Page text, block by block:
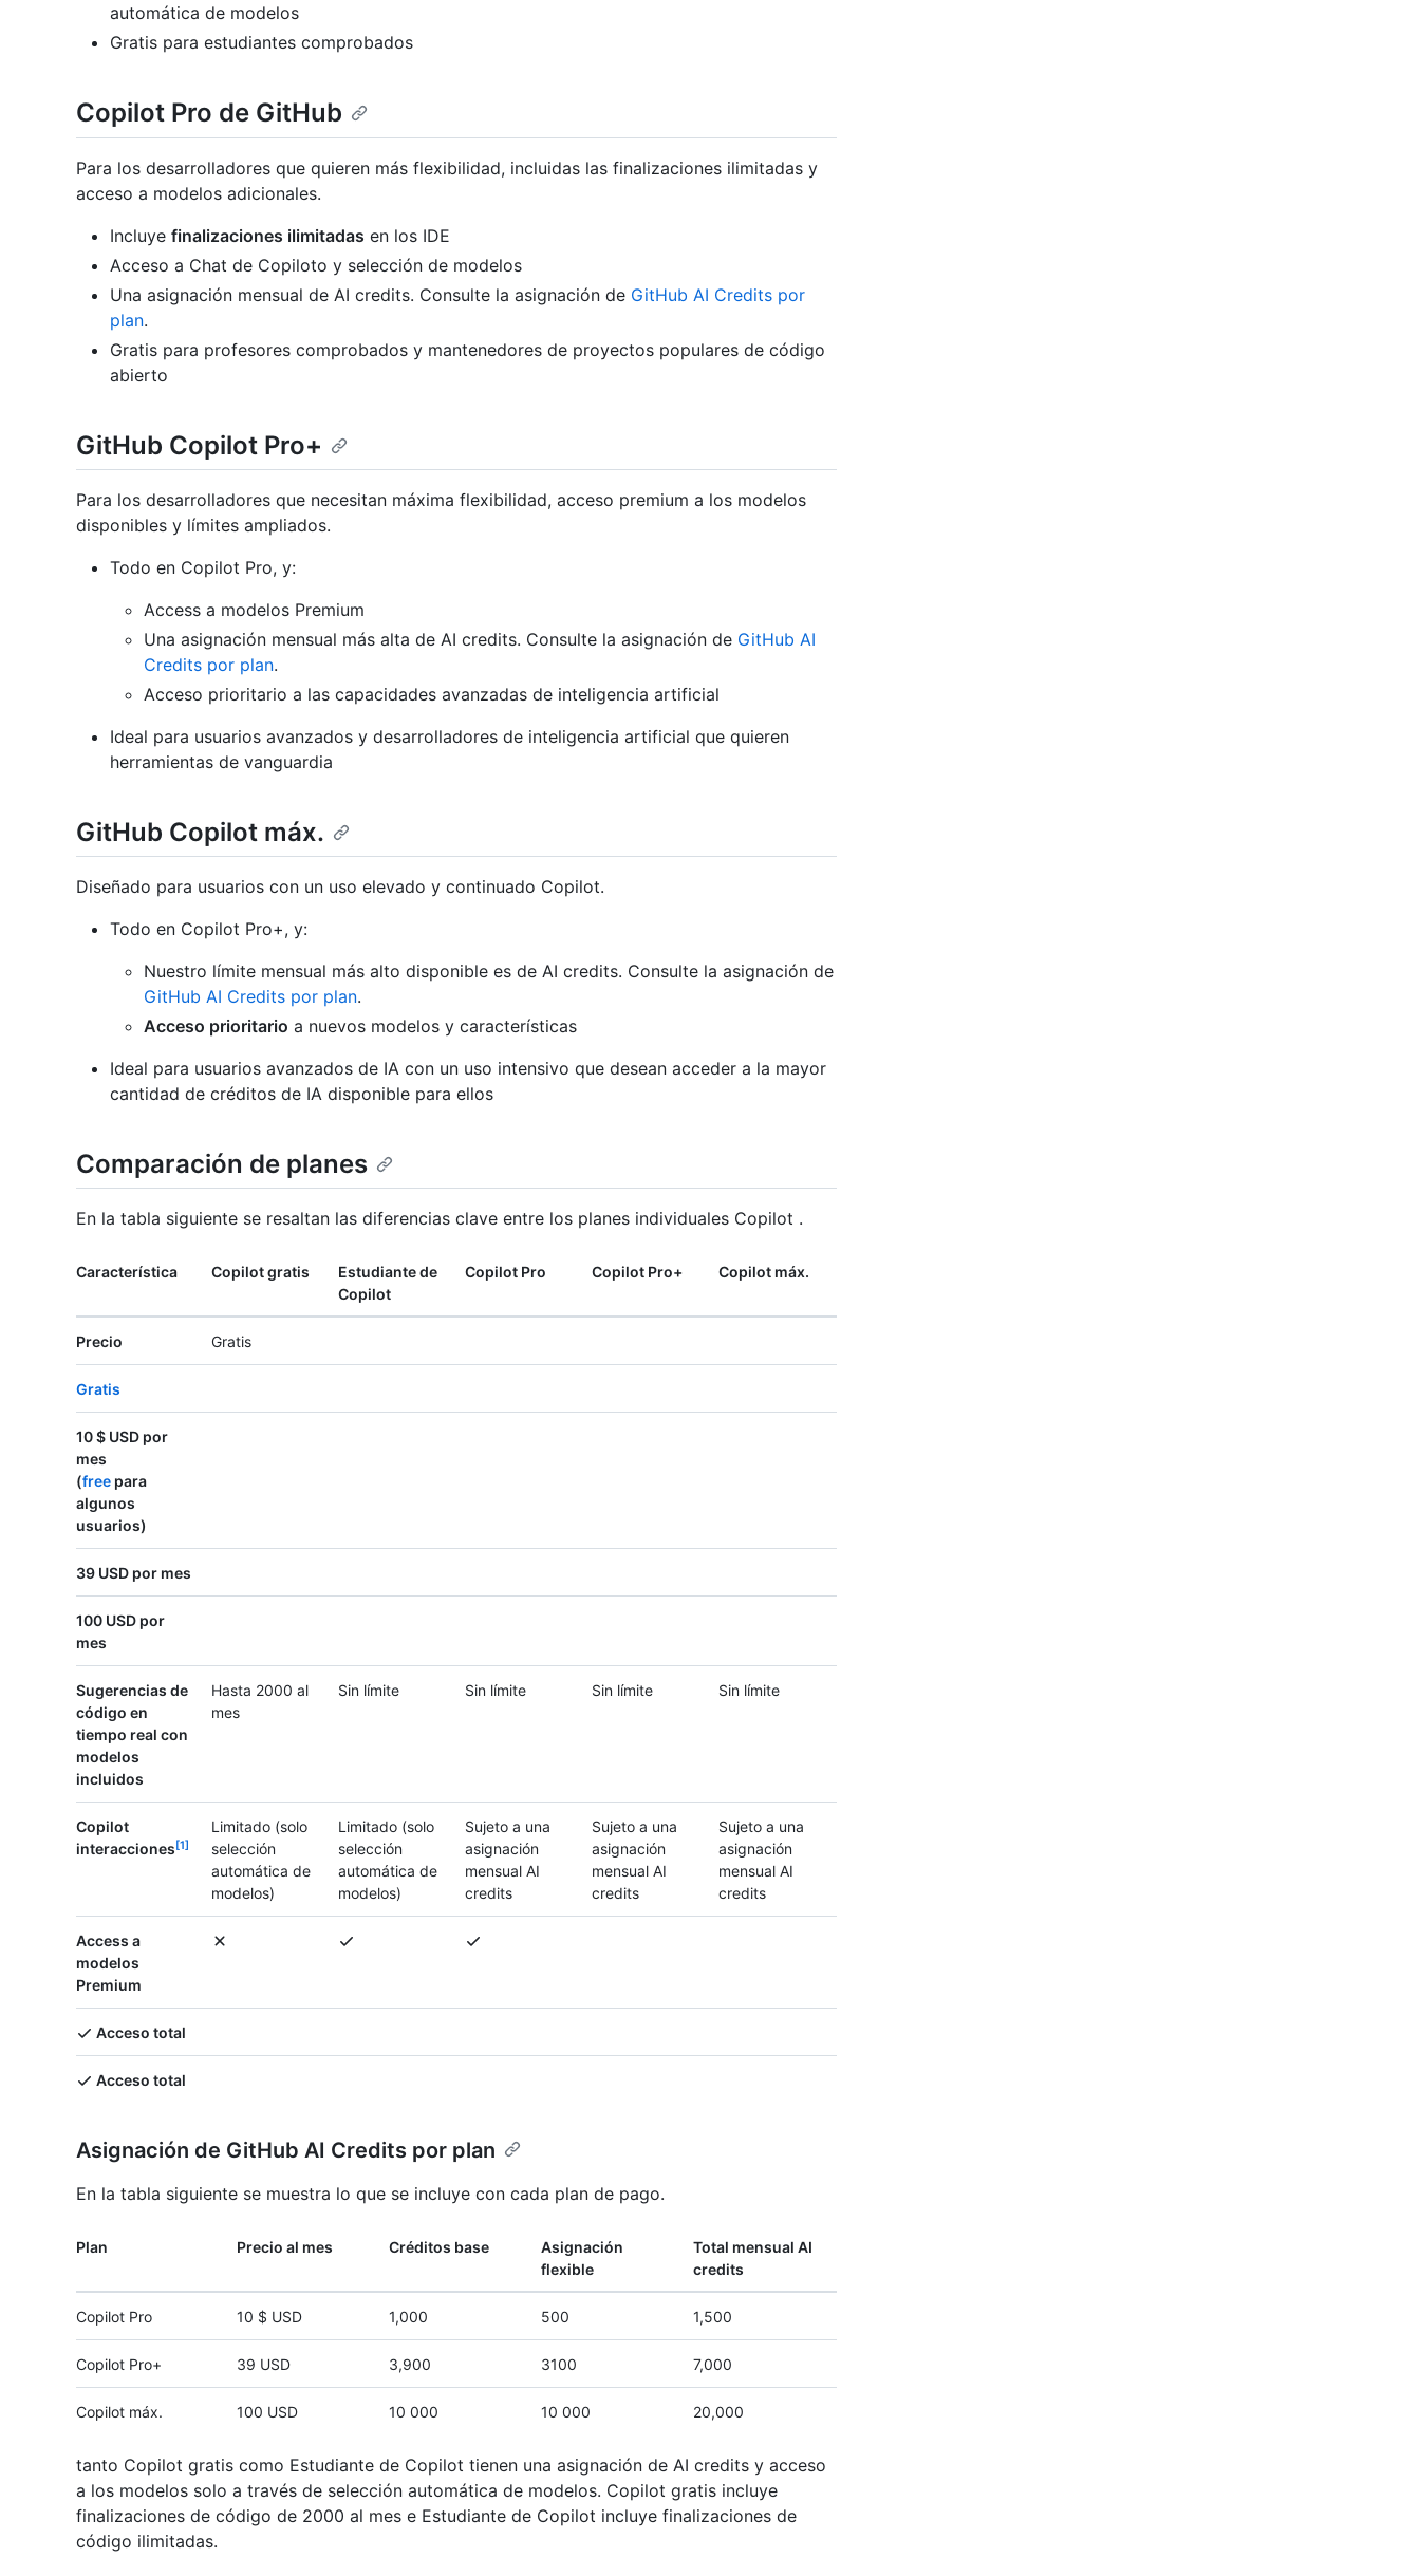
automática de modelos
Gratis para estudiantes comprobados
Copilot Pro de GitHub
Para los desarrolladores que quieren más flexibilidad, incluidas las finalizaciones ilimitadas y
acceso a modelos adicionales.
Incluye finalizaciones ilimitadas en los IDE
Acceso a Chat de Copiloto y selección de modelos
Una asignación mensual de AI credits. Consulte la asignación de GitHub AI Credits por
plan.
Gratis para profesores comprobados y mantenedores de proyectos populares de código
abierto
GitHub Copilot Pro+
Para los desarrolladores que necesitan máxima flexibilidad, acceso premium a los modelos
disponibles y límites ampliados.
Todo en Copilot Pro, y:
Access a modelos Premium
Una asignación mensual más alta de AI credits. Consulte la asignación de GitHub AI
Credits por plan.
Acceso prioritario a las capacidades avanzadas de inteligencia artificial
Ideal para usuarios avanzados y desarrolladores de inteligencia artificial que quieren
herramientas de vanguardia
GitHub Copilot máx.
Diseñado para usuarios con un uso elevado y continuado Copilot.
Todo en Copilot Pro+, y:
Nuestro límite mensual más alto disponible es de AI credits. Consulte la asignación de
GitHub AI Credits por plan.
Acceso prioritario a nuevos modelos y características
Ideal para usuarios avanzados de IA con un uso intensivo que desean acceder a la mayor
cantidad de créditos de IA disponible para ellos
Comparación de planes
En la tabla siguiente se resaltan las diferencias clave entre los planes individuales Copilot .
Característica Copilot gratis
Estudiante de
Copilot
Copilot Pro Copilot Pro+ Copilot máx.
Precio Gratis
Gratis
10 $ USD por
mes
(free para
algunos
usuarios)
39 USD por mes
100 USD por
mes
Sugerencias de
código en
tiempo real con
modelos
incluidos
Hasta 2000 al
mes
Sin límite Sin límite Sin límite Sin límite
Copilot
interacciones 1
Limitado (solo
selección
automática de
modelos)
Limitado (solo
selección
automática de
modelos)
Sujeto a una
asignación
mensual AI
credits
Sujeto a una
asignación
mensual AI
credits
Sujeto a una
asignación
mensual AI
credits
Access a
modelos
Premium
Acceso total
Acceso total
Asignación de GitHub AI Credits por plan
En la tabla siguiente se muestra lo que se incluye con cada plan de pago.
Plan Precio al mes Créditos base
Asignación
flexible
Total mensual AI
credits
Copilot Pro 10 $ USD 1,000 500 1,500
Copilot Pro+ 39 USD 3,900 3100 7,000
Copilot máx. 100 USD 10 000 10 000 20,000
tanto Copilot gratis como Estudiante de Copilot tienen una asignación de AI credits y acceso
a los modelos solo a través de selección automática de modelos. Copilot gratis incluye
finalizaciones de código de 2000 al mes e Estudiante de Copilot incluye finalizaciones de
código ilimitadas.